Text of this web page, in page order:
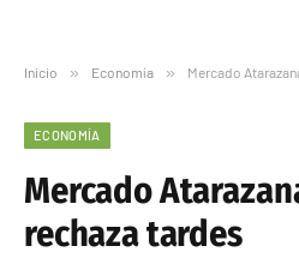
Inicio » Economía » Mercado
ECONOMÍA
Mercado
rechaza tardes